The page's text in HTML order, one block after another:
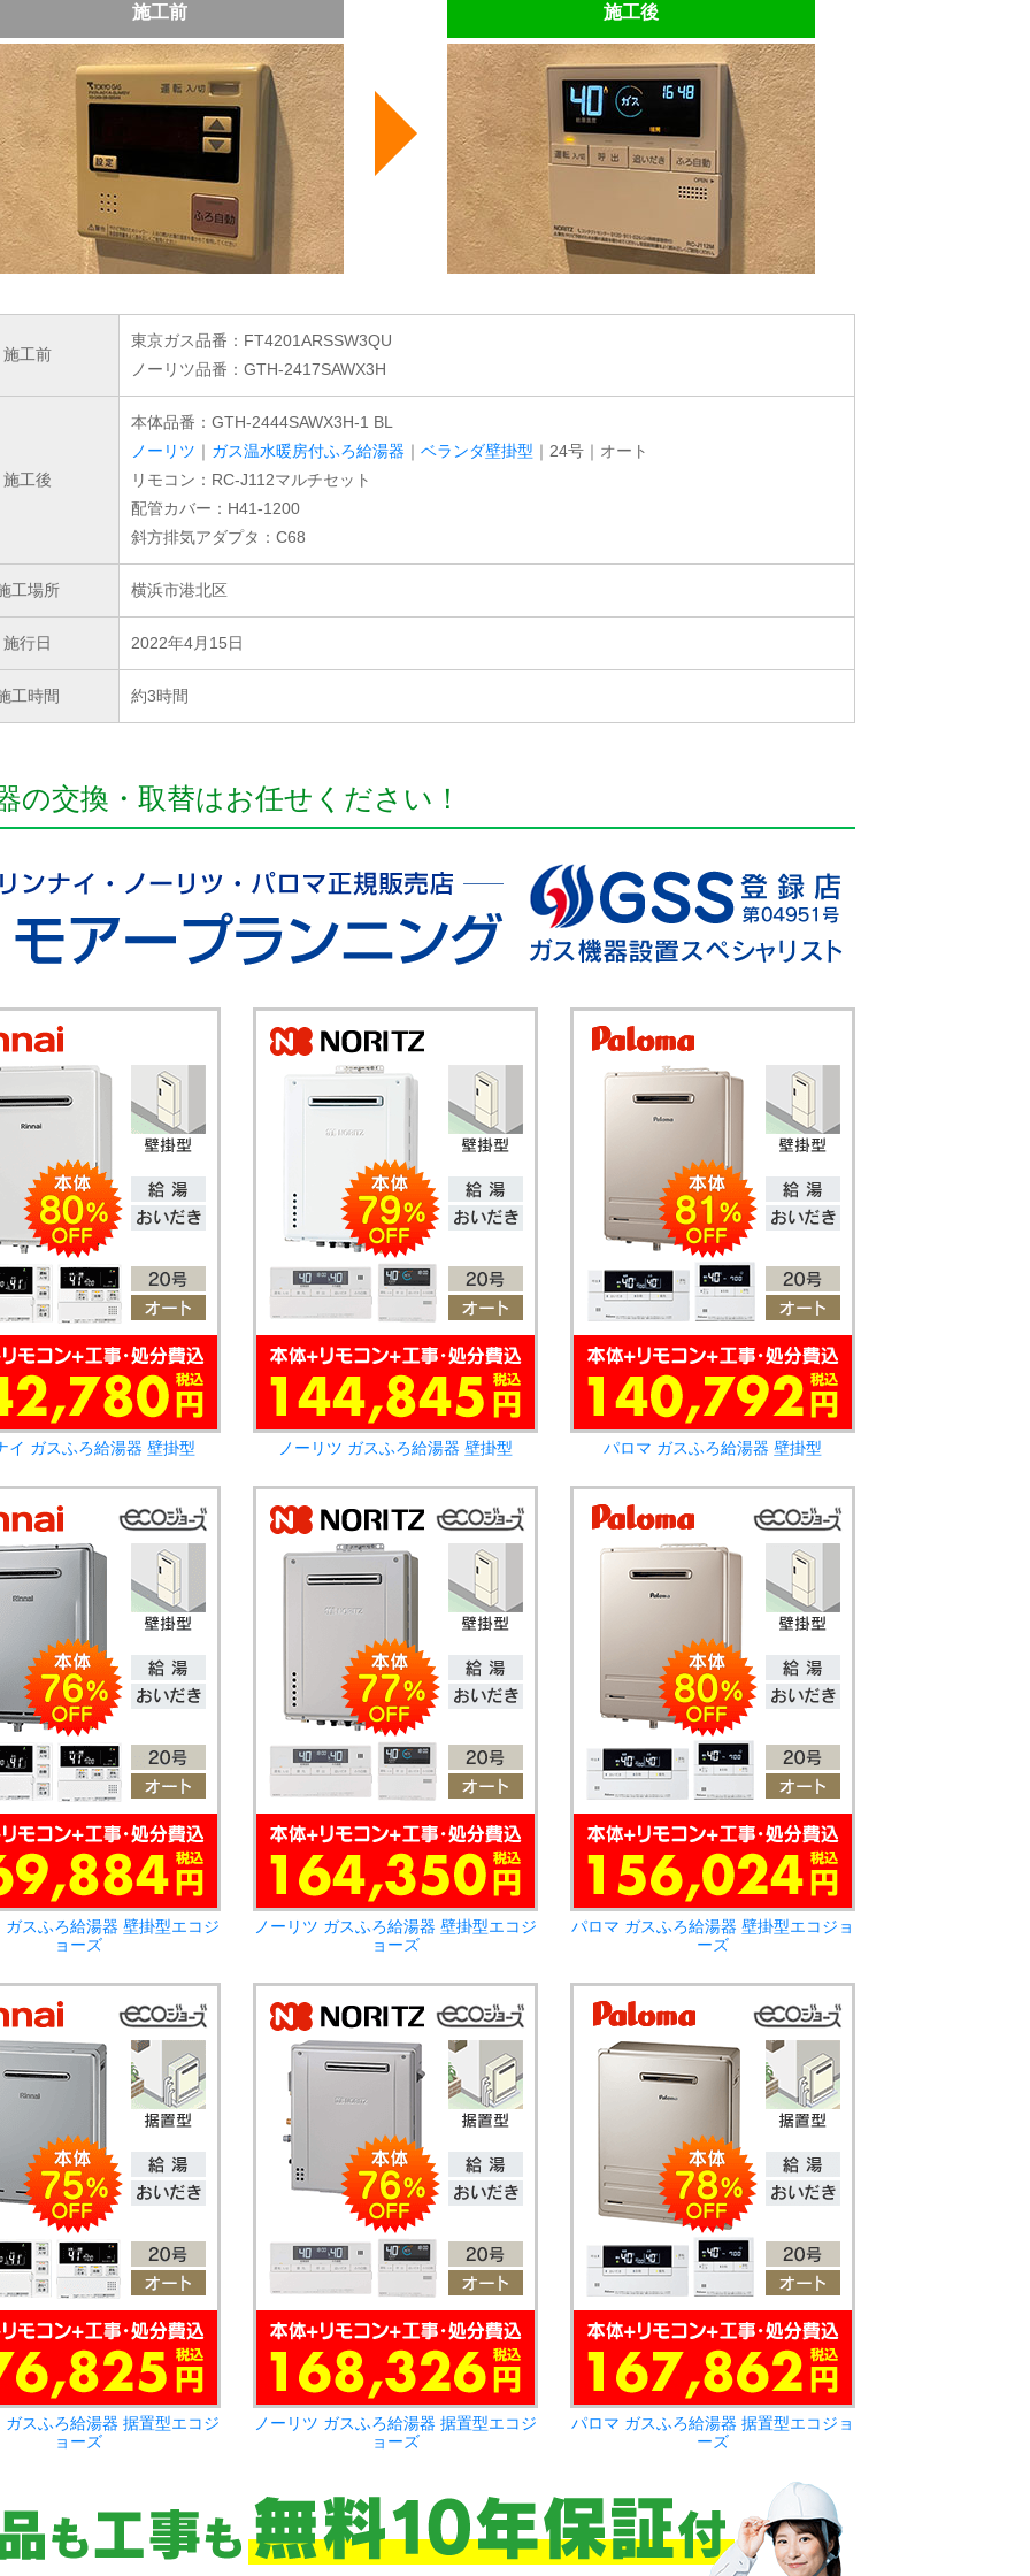
施工前 施工後
施工前
東京ガス品番：FT4201ARSSW3QU
ノーリツ品番：GTH-2417SAWX3H
施工後
本体品番：GTH-2444SAWX3H-1 BL
ノーリツ ｜ ガス温水暖房付ふろ給湯器 ｜ ベランダ壁掛型 ｜24号｜オート
リモコン：RC-J112マルチセット
配管カバー：H41-1200
斜方排気アダプタ：C68
工場所 横浜市港北区
施行日 2022年4月15日
工時間 約3時間
の交換・取替はお任せください！
イ ガスふろ給湯器 壁掛型 ノーリツ ガスふろ給湯器 壁掛型 パロマ ガスふろ給湯器 壁掛型
ガスふろ給湯器 壁掛型エコジ
ョーズ
ノーリツ ガスふろ給湯器 壁掛型エコジ
ョーズ
パロマ ガスふろ給湯器 壁掛型エコジョ
ーズ
ガスふろ給湯器 据置型エコジ
ョーズ
ノーリツ ガスふろ給湯器 据置型エコジ
ョーズ
パロマ ガスふろ給湯器 据置型エコジョ
ーズ